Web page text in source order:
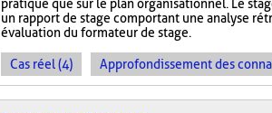
pratique que sur le plan organisationnel. Le
un rapport de stage comportant une analyse
évaluation du formateur de stage.
Cas réel (4) Approfondissement des